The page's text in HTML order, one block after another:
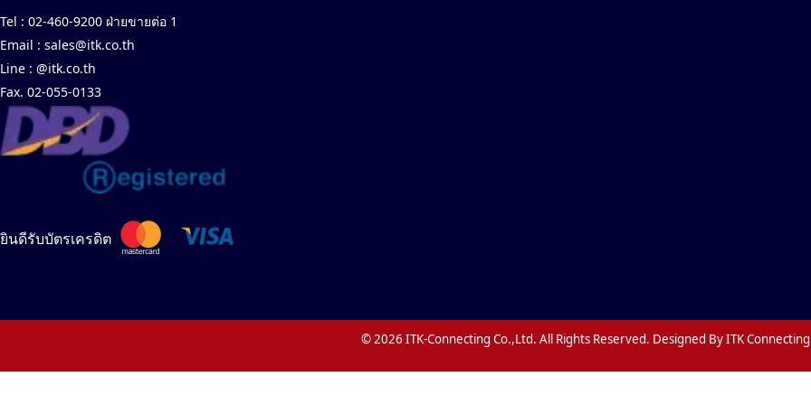
Tel : 02-460-9200 ฝ่ายขายต่อ 1
Email : sales@itk.co.th
Line : @itk.co.th
Fax. 02-055-0133
ยินดีรับบัตรเครดิต
© 2026 ITK-Connecting Co.,Ltd. All Rights Reserved. Designed By ITK